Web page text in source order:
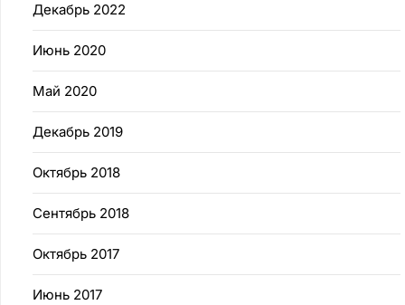
Декабрь 2022
Июнь 2020
Май 2020
Декабрь 2019
Октябрь 2018
Сентябрь 2018
Октябрь 2017
Июнь 2017